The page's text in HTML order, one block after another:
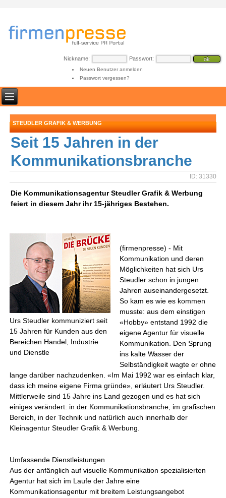
Nickname: Passwort:
Neuen Benutzer anmelden
Passwort vergessen?
STEUDLER GRAFIK & WERBUNG
Seit 15 Jahren in der
Kommunikationsbranche
ID: 31330
Die Kommunikationsagentur Steudler Grafik & Werbung
feiert in diesem Jahr ihr 15-jähriges Bestehen.
Urs Steudler kommuniziert seit
15 Jahren für Kunden aus den
Bereichen Handel, Industrie
und Dienstle
(firmenpresse) - Mit
Kommunikation und deren
Möglichkeiten hat sich Urs
Steudler schon in jungen
Jahren auseinandergesetzt.
So kam es wie es kommen
musste: aus dem einstigen
«Hobby» entstand 1992 die
eigene Agentur für visuelle
Kommunikation. Den Sprung
ins kalte Wasser der
Selbständigkeit wagte er ohne
lange darüber nachzudenken. «Im Mai 1992 war es einfach klar,
dass ich meine eigene Firma gründe», erläutert Urs Steudler.
Mittlerweile sind 15 Jahre ins Land gezogen und es hat sich
einiges verändert: in der Kommunikationsbranche, im grafischen
Bereich, in der Technik und natürlich auch innerhalb der
Kleinagentur Steudler Grafik & Werbung.
Umfassende Dienstleistungen
Aus der anfänglich auf visuelle Kommunikation spezialisierten
Agentur hat sich im Laufe der Jahre eine
Kommunikationsagentur mit breitem Leistungsangebot